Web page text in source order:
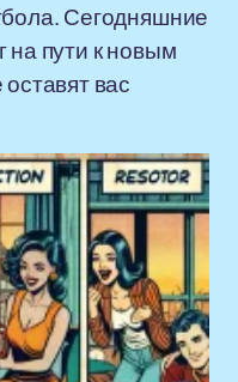
Сегодняшние
на пути к новым
вас